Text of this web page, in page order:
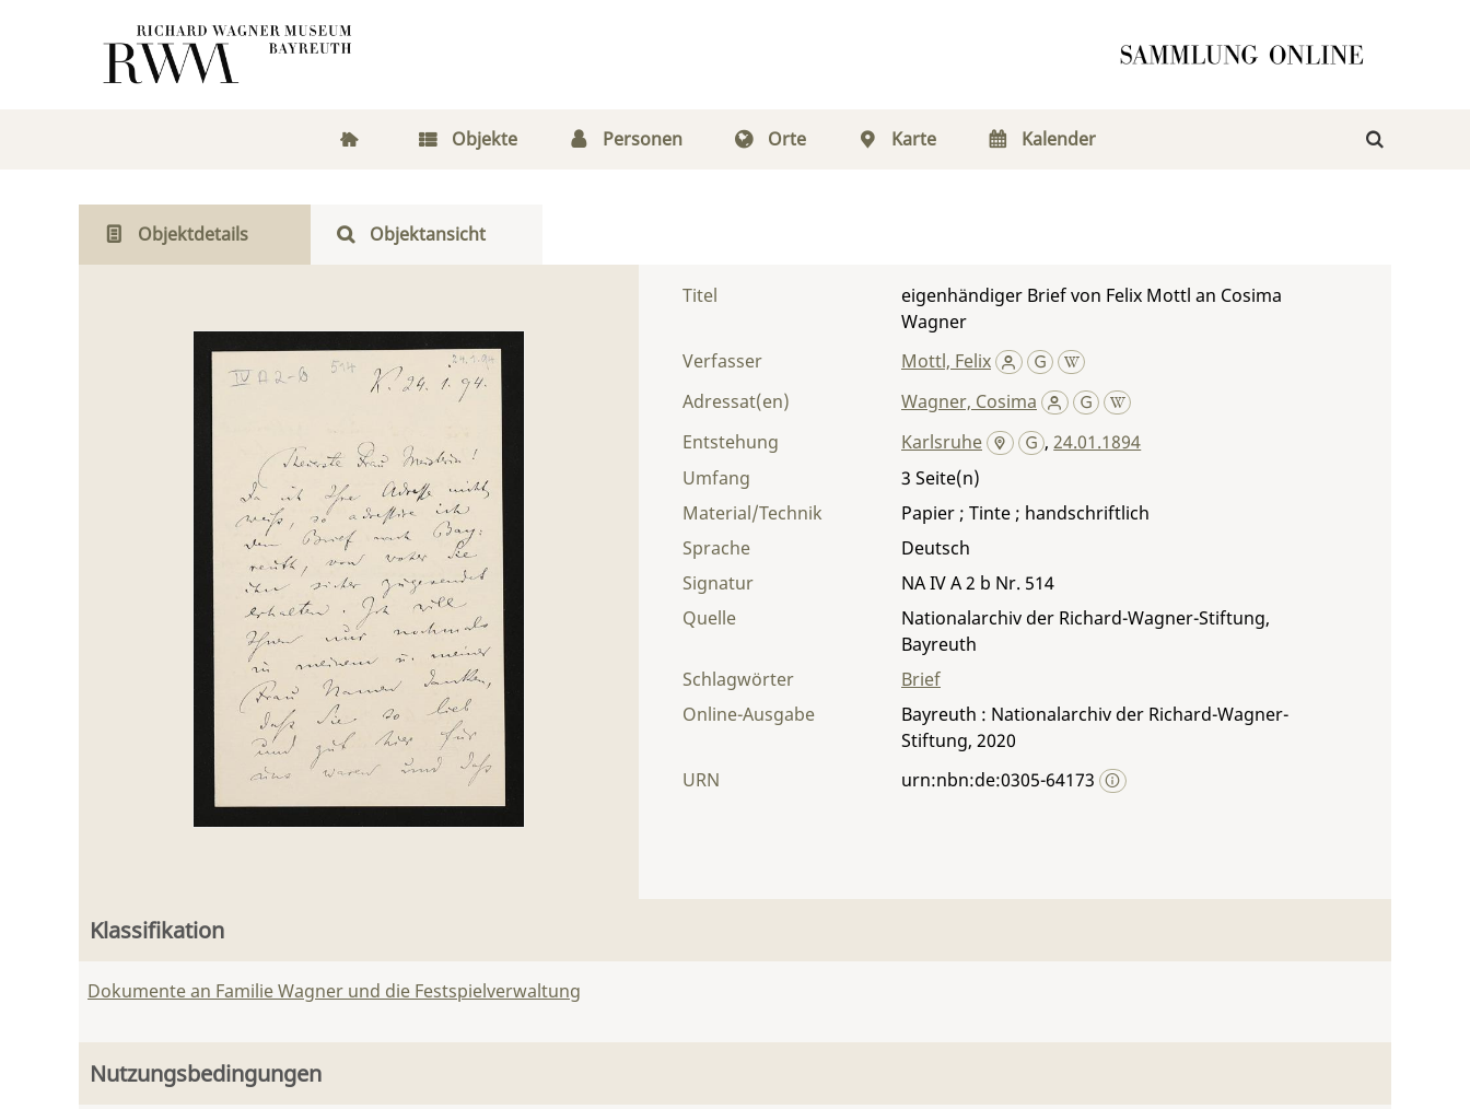
Objekte Personen Orte Karte Kalender
Objektdetails Objektansicht
Titel
eigenhändiger Brief von Felix Mottl an Cosima
Wagner
Verfasser
Mottl, Felix
Adressat(en)
Wagner, Cosima
Entstehung
Karlsruhe ,24.01.1894
Umfang
3
Material/Technik
Papier ; Tinte ; handschriftlich
Sprache
Deutsch
Signatur
NA IV A 2 b Nr. 514
Quelle
Nationalarchiv der Richard-Wagner-Stiftung,
Bayreuth
Schlagwörter
Brief
Online-Ausgabe
Bayreuth : Nationalarchiv der Richard-Wagner-
Stiftung, 2020
URN
urn:nbn:de:0305-64173
Klassifikation
Dokumente an Familie Wagner und die Festspielverwaltung
Nutzungsbedingungen